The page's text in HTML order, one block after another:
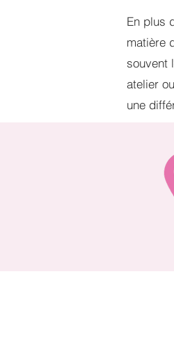
En plus
matière
souvent
atelier
une